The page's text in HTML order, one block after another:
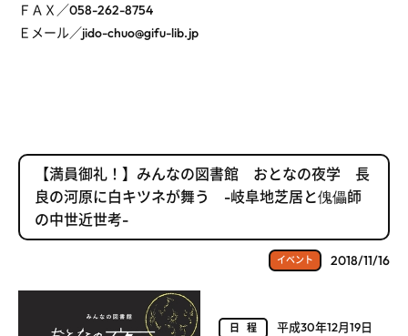
ＦＡＸ／058-262-8754
Ｅメール／jido-chuo@gifu-lib.jp
【満員御礼！】みんなの図書館 おとなの夜学 長
良の河原に白キツネが舞う -岐阜地芝居と傀儡師
の中世近世考-
イベント 2018/11/16
日程
平成30年12月19日